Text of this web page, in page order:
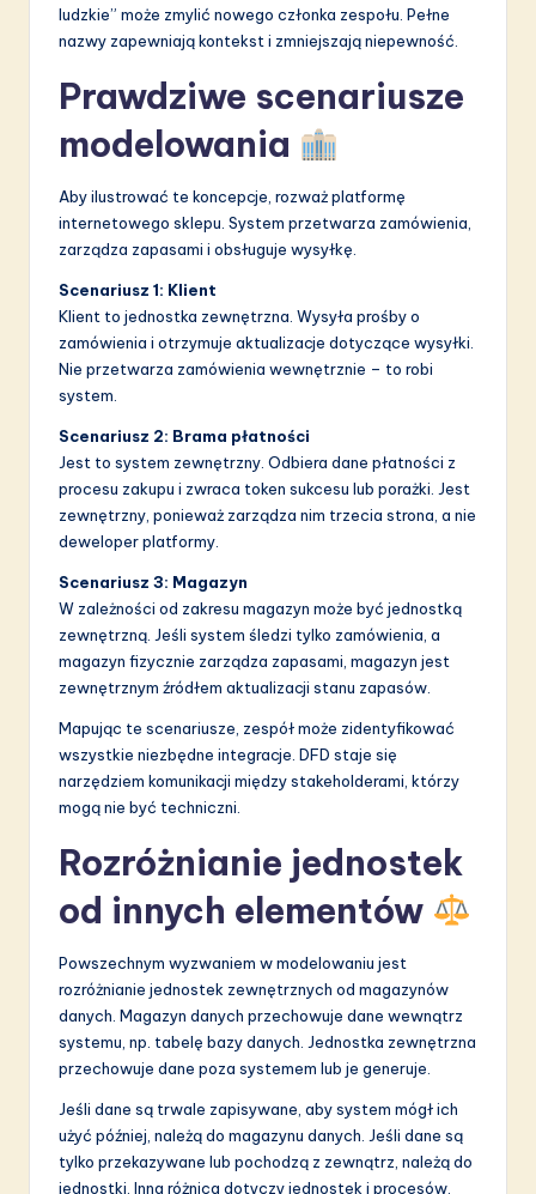
ludzkie” może zmylić nowego członka zespołu. Pełne
nazwy zapewniają kontekst i zmniejszają niepewność.
Prawdziwe scenariusze
modelowania
Aby ilustrować te koncepcje, rozważ platformę
internetowego sklepu. System przetwarza zamówienia,
zarządza zapasami i obsługuje wysyłkę.
Scenariusz 1: Klient
Klient to jednostka zewnętrzna. Wysyła prośby o
zamówienia i otrzymuje aktualizacje dotyczące wysyłki.
Nie przetwarza zamówienia wewnętrznie – to robi
system.
Scenariusz 2: Brama płatności
Jest to system zewnętrzny. Odbiera dane płatności z
procesu zakupu i zwraca token sukcesu lub porażki. Jest
zewnętrzny, ponieważ zarządza nim trzecia strona, a nie
deweloper platformy.
Scenariusz 3: Magazyn
W zależności od zakresu magazyn może być jednostką
zewnętrzną. Jeśli system śledzi tylko zamówienia, a
magazyn fizycznie zarządza zapasami, magazyn jest
zewnętrznym źródłem aktualizacji stanu zapasów.
Mapując te scenariusze, zespół może zidentyfikować
wszystkie niezbędne integracje. DFD staje się
narzędziem komunikacji między stakeholderami, którzy
mogą nie być techniczni.
Rozróżnianie jednostek
od innych elementów
Powszechnym wyzwaniem w modelowaniu jest
rozróżnianie jednostek zewnętrznych od magazynów
danych. Magazyn danych przechowuje dane wewnątrz
systemu, np. tabelę bazy danych. Jednostka zewnętrzna
przechowuje dane poza systemem lub je generuje.
Jeśli dane są trwale zapisywane, aby system mógł ich
użyć później, należą do magazynu danych. Jeśli dane są
tylko przekazywane lub pochodzą z zewnątrz, należą do
jednostki. Inna różnica dotyczy jednostek i procesów.